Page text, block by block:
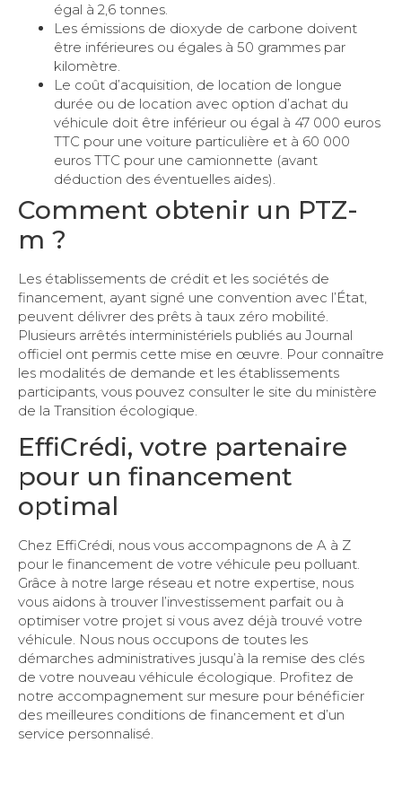
égal à 2,6 tonnes.
Les émissions de dioxyde de carbone doivent
être inférieures ou égales à 50 grammes par
kilomètre.
Le coût d’acquisition, de location de longue
durée ou de location avec option d’achat du
véhicule doit être inférieur ou égal à 47 000 euros
TTC pour une voiture particulière et à 60 000
euros TTC pour une camionnette (avant
déduction des éventuelles aides).
Comment obtenir un PTZ-
m ?
Les établissements de crédit et les sociétés de
financement, ayant signé une convention avec l’État,
peuvent délivrer des prêts à taux zéro mobilité.
Plusieurs arrêtés interministériels publiés au Journal
officiel ont permis cette mise en œuvre. Pour connaître
les modalités de demande et les établissements
participants, vous pouvez consulter le site du ministère
de la Transition écologique.
EffiCrédi, votre partenaire
pour un financement
optimal
Chez EffiCrédi, nous vous accompagnons de A à Z
pour le financement de votre véhicule peu polluant.
Grâce à notre large réseau et notre expertise, nous
vous aidons à trouver l’investissement parfait ou à
optimiser votre projet si vous avez déjà trouvé votre
véhicule. Nous nous occupons de toutes les
démarches administratives jusqu’à la remise des clés
de votre nouveau véhicule écologique. Profitez de
notre accompagnement sur mesure pour bénéficier
des meilleures conditions de financement et d’un
service personnalisé.